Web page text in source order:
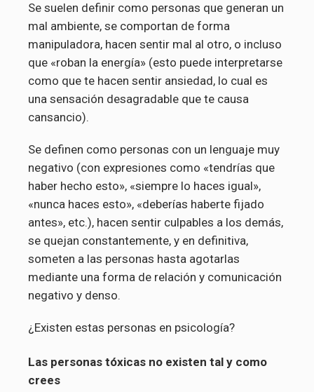
Se suelen definir como personas que generan un
mal ambiente, se comportan de forma
manipuladora, hacen sentir mal al otro, o incluso
que «roban la energía» (esto puede interpretarse
como que te hacen sentir ansiedad, lo cual es
una sensación desagradable que te causa
cansancio).
Se definen como personas con un lenguaje muy
negativo (con expresiones como «tendrías que
haber hecho esto», «siempre lo haces igual»,
«nunca haces esto», «deberías haberte fijado
antes», etc.), hacen sentir culpables a los demás,
se quejan constantemente, y en definitiva,
someten a las personas hasta agotarlas
mediante una forma de relación y comunicación
negativo y denso.
¿Existen estas personas en psicología?
Las personas tóxicas no existen tal y como
crees